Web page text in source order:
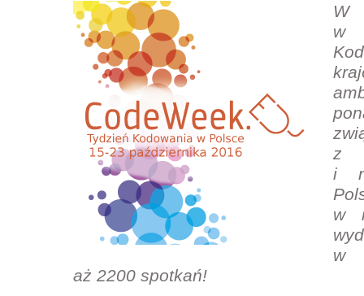
w
z
i
w
w
aż 2200 spotkań!